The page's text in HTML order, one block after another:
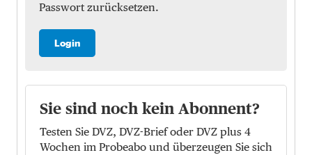
Passwort zurücksetzen.
Login
Sie sind noch kein Abonnent?
Testen Sie DVZ, DVZ-Brief oder DVZ plus 4
Wochen im Probeabo und überzeugen Sie sich